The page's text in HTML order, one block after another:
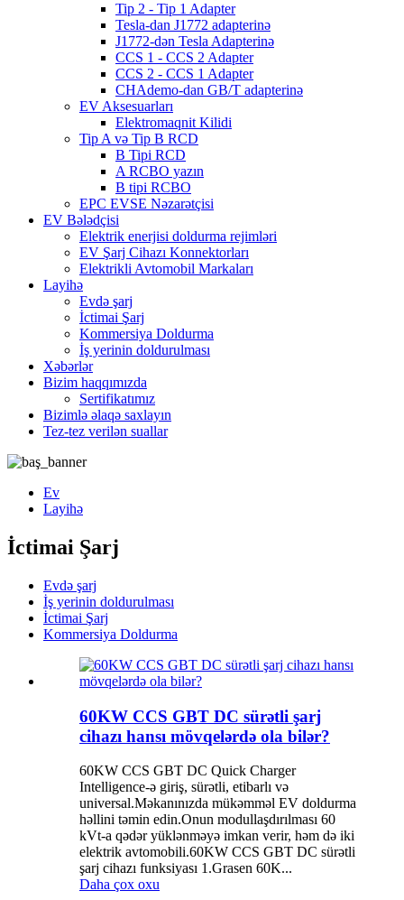
Tip 2 - Tip 1 Adapter
Tesla-dan J1772 adapterinə
J1772-dən Tesla Adapterinə
CCS 1 - CCS 2 Adapter
CCS 2 - CCS 1 Adapter
CHAdemo-dan GB/T adapterinə
EV Aksesuarları
Elektromaqnit Kilidi
Tip A və Tip B RCD
B Tipi RCD
A RCBO yazın
B tipi RCBO
EPC EVSE Nəzarətçisi
EV Bələdçisi
Elektrik enerjisi doldurma rejimləri
EV Şarj Cihazı Konnektorları
Elektrikli Avtomobil Markaları
Layihə
Evdə şarj
İctimai Şarj
Kommersiya Doldurma
İş yerinin doldurulması
Xəbərlər
Bizim haqqımızda
Sertifikatımız
Bizimlə əlaqə saxlayın
Tez-tez verilən suallar
Ev
Layihə
İctimai Şarj
Evdə şarj
İş yerinin doldurulması
İctimai Şarj
Kommersiya Doldurma
60KW CCS GBT DC sürətli şarj
cihazı hansı mövqelərdə ola bilər?
60KW CCS GBT DC Quick Charger
Intelligence-ə giriş, sürətli, etibarlı və
universal.Məkanınızda mükəmməl EV doldurma
həllini təmin edin.Onun modullaşdırılması 60
kVt-a qədər yüklənməyə imkan verir, həm də iki
elektrik avtomobili.60KW CCS GBT DC sürətli
şarj cihazı funksiyası 1.Grasen 60K...
Daha çox oxu